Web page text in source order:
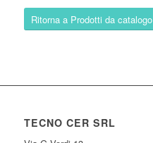
Ritorna a Prodotti da catalogo
TECNO CER SRL